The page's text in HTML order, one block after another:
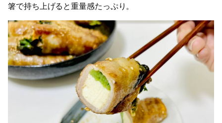
箸で持ち上げると重量感たっぷり。